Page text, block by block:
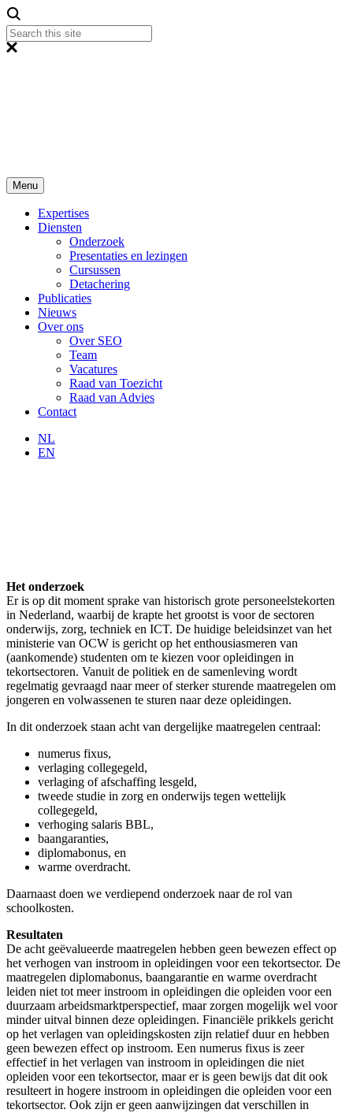
Menu
Expertises
Diensten
Onderzoek
Presentaties en lezingen
Cursussen
Detachering
Publicaties
Nieuws
Over ons
Over SEO
Team
Vacatures
Raad van Toezicht
Raad van Advies
Contact
NL
EN
Het onderzoek
Er is op dit moment sprake van historisch grote personeelstekorten
in Nederland, waarbij de krapte het grootst is voor de sectoren
onderwijs, zorg, techniek en ICT. De huidige beleidsinzet van het
ministerie van OCW is gericht op het enthousiasmeren van
(aankomende) studenten om te kiezen voor opleidingen in
tekortsectoren. Vanuit de politiek en de samenleving wordt
regelmatig gevraagd naar meer of sterker sturende maatregelen om
jongeren en volwassenen te sturen naar deze opleidingen.
In dit onderzoek staan acht van dergelijke maatregelen centraal:
numerus fixus,
verlaging collegegeld,
verlaging of afschaffing lesgeld,
tweede studie in zorg en onderwijs tegen wettelijk
collegegeld,
verhoging salaris BBL,
baangaranties,
diplomabonus, en
warme overdracht.
Daarnaast doen we verdiepend onderzoek naar de rol van
schoolkosten.
Resultaten
De acht geëvalueerde maatregelen hebben geen bewezen effect op
het verhogen van instroom in opleidingen voor een tekortsector. De
maatregelen diplomabonus, baangarantie en warme overdracht
leiden niet tot meer instroom in opleidingen die opleiden voor een
duurzaam arbeidsmarktperspectief, maar zorgen mogelijk wel voor
minder uitval binnen deze opleidingen. Financiële prikkels gericht
op het verlagen van opleidingskosten zijn relatief duur en hebben
geen bewezen effect op instroom. Een numerus fixus is zeer
effectief in het verlagen van instroom in opleidingen die niet
opleiden voor een tekortsector, maar er is geen bewijs dat dit ook
resulteert in hogere instroom in opleidingen die opleiden voor een
tekortsector. Ook zijn er geen aanwijzingen dat verschillen in